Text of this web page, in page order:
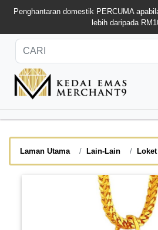
Penghantaran domestik PERCUMA
lebih daripada
Laman Utama Lain-Lain Loket